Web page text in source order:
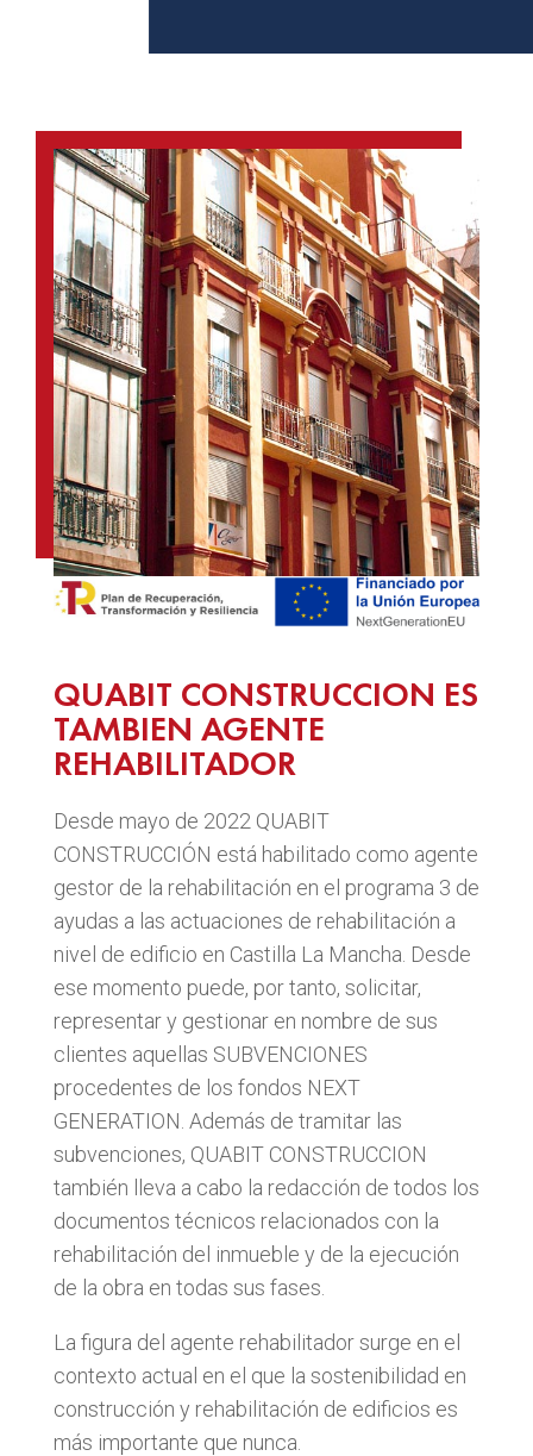
QUABIT CONSTRUCCION ES
TAMBIEN AGENTE
REHABILITADOR
Desde mayo de 2022 QUABIT
CONSTRUCCIÓN está habilitado como agente
gestor de la rehabilitación en el programa 3 de
ayudas a las actuaciones de rehabilitación a
nivel de edificio en Castilla La Mancha. Desde
ese momento puede, por tanto, solicitar,
representar y gestionar en nombre de sus
clientes aquellas SUBVENCIONES
procedentes de los fondos NEXT
GENERATION. Además de tramitar las
subvenciones, QUABIT CONSTRUCCION
también lleva a cabo la redacción de todos los
documentos técnicos relacionados con la
rehabilitación del inmueble y de la ejecución
de la obra en todas sus fases.
La figura del agente rehabilitador surge en el
contexto actual en el que la sostenibilidad en
construcción y rehabilitación de edificios es
más importante que nunca.